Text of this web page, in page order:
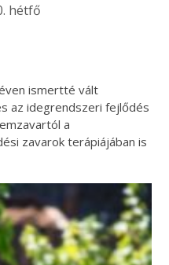
hétfő
ismertté vált
az idegrendszeri fejlődés
a
zavarok terápiájában is